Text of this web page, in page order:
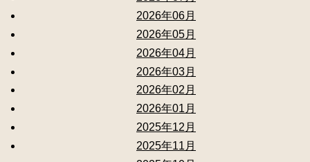
2026年06月
2026年05月
2026年04月
2026年03月
2026年02月
2026年01月
2025年12月
2025年11月